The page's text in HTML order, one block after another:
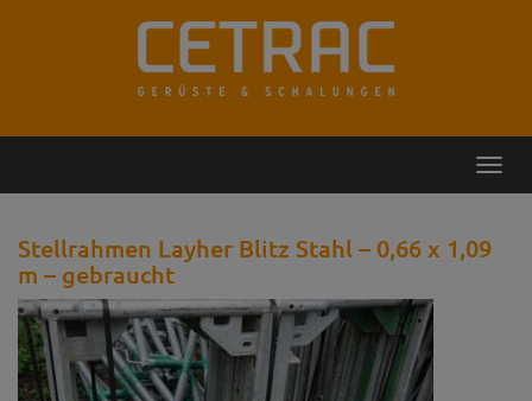
Stellrahmen Layher Blitz Stahl – 0,66 x 1,09
m – gebraucht